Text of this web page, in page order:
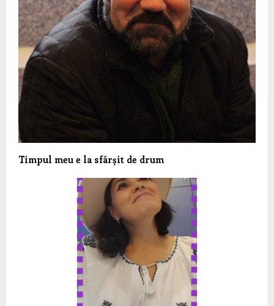
Timpul meu e la sfârșit de drum